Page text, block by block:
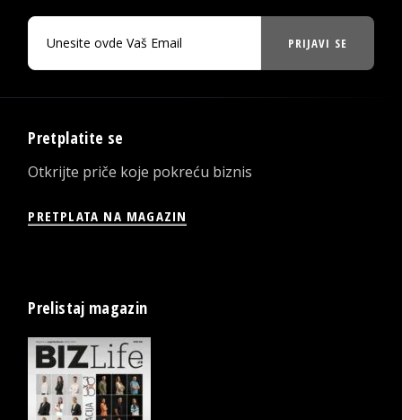
PRIJAVI SE
Pretplatite se
Otkrijte priče koje pokreću biznis
PRETPLATA NA MAGAZIN
Prelistaj magazin